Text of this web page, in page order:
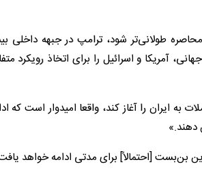
طولانی‌تر شود، ترامپ در جبهه داخلی
آمریکا و اسرائیل را برای اتخاذ رویکرد
به ایران را آغاز کند، واقعا امیدوار است که
دهند.»
بن‌بست [احتمالاً] برای مدتی ادامه خواهد